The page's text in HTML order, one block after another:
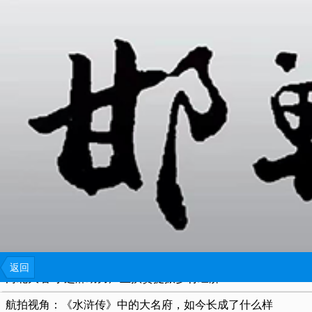
返回
束馆与束皙
大名县境内的历史名城
大名府及相关传说
大名县名城管委会馆藏——石狮
大名古城保护要在传承上做好文章
大名府在邯郸，为啥被叫作“北京大名”？
河北大名 小芝麻助力产业扶贫提振乡村经济
航拍视角：《水浒传》中的大名府，如今长成了什么样